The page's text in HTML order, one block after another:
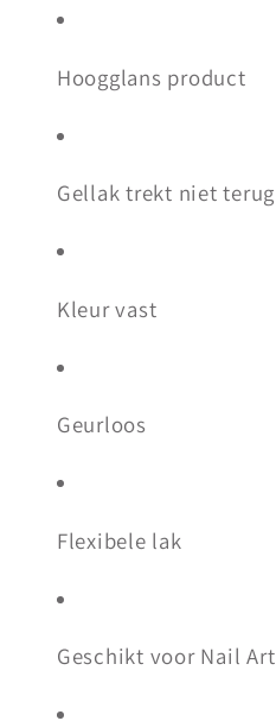
Hoogglans product
Gellak trekt niet terug
Kleur vast
Geurloos
Flexibele lak
Geschikt voor Nail Art